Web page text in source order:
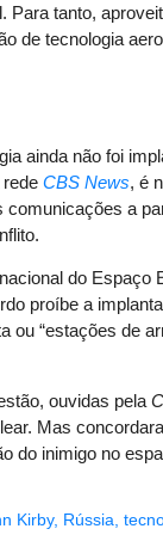
tanto,
de tecnologia
ainda não foi
CBS News, é
a
do Espaço
proíbe a
ou “estações de
ouvidas pela
Mas
do inimigo no
Kirby, Rússia